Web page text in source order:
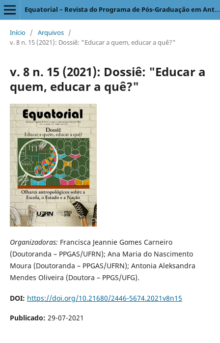
Equatorial – Revista do Programa de Pós-Graduação em Antropologia Social
Início / Arquivos /
v. 8 n. 15 (2021): Dossiê: "Educar a quem, educar a quê?"
v. 8 n. 15 (2021): Dossiê: "Educar a
quem, educar a quê?"
Organizadoras: Francisca Jeannie Gomes Carneiro
(Doutoranda – PPGAS/UFRN); Ana Maria do Nascimento
Moura (Doutoranda – PPGAS/UFRN); Antonia Aleksandra
Mendes Oliveira (Doutora – PPGS/UFG).
DOI: https://doi.org/10.21680/2446-5674.2021v8n15
Publicado: 29-07-2021